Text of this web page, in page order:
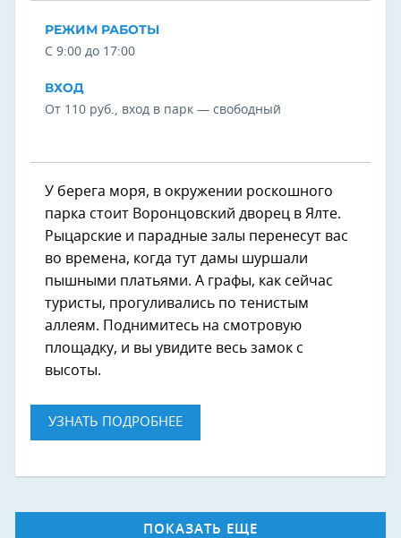
РЕЖИМ РАБОТЫ
С 9:00 до 17:00
ВХОД
От 110 руб., вход в парк — свободный
У берега моря, в окружении роскошного
парка стоит Воронцовский дворец в Ялте.
Рыцарские и парадные залы перенесут вас
во времена, когда тут дамы шуршали
пышными платьями. А графы, как сейчас
туристы, прогуливались по тенистым
аллеям. Поднимитесь на смотровую
площадку, и вы увидите весь замок с
высоты.
УЗНАТЬ ПОДРОБНЕЕ
ПОКАЗАТЬ ЕЩЕ